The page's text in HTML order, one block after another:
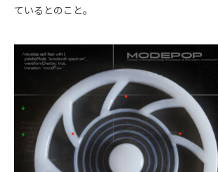
ているとのこと。